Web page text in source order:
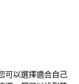
可以選擇適合自己